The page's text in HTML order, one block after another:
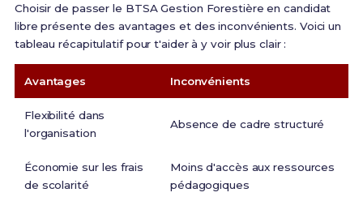
Choisir de passer le BTSA Gestion Forestière en candidat
libre présente des avantages et des inconvénients. Voici un
tableau récapitulatif pour t'aider à y voir plus clair :
Avantages Inconvénients
Flexibilité dans
l'organisation
Absence de cadre structuré
Économie sur les frais
de scolarité
Moins d'accès aux ressources
pédagogiques